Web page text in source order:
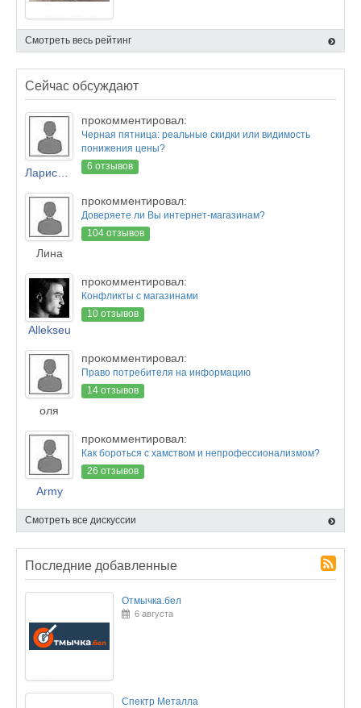
Смотреть весь рейтинг
Сейчас обсуждают
прокомментировал:
Черная пятница: реальные скидки или видимость
понижения цены?
6 отзывов
Лина
прокомментировал:
Доверяете ли Вы интернет-магазинам?
104 отзывов
Allekseu
прокомментировал:
Конфликты с магазинами
10 отзывов
оля
прокомментировал:
Право потребителя на информацию
14 отзывов
Army
прокомментировал:
Как бороться с хамством и непрофессионализмом?
26 отзывов
Смотреть все дискуссии
Последние добавленные
Отмычка.бел
6 августа
Спектр Металла